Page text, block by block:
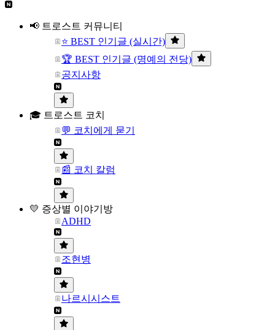
📢 트로스트 커뮤니티
⭐ BEST 인기글 (실시간)
🏆 BEST 인기글 (명예의 전당)
공지사항
🎓 트로스트 코치
💬 코치에게 묻기
📰 코치 칼럼
💛 증상별 이야기방
ADHD
조현병
나르시시스트